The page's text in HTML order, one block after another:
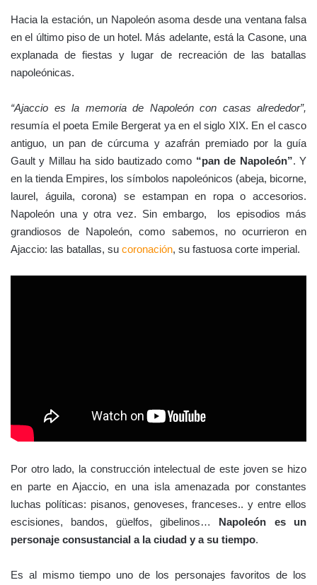
Hacia la estación, un Napoleón asoma desde una ventana falsa
en el último piso de un hotel. Más adelante, está la Casone, una
explanada de fiestas y lugar de recreación de las batallas
napoleónicas.
“Ajaccio es la memoria de Napoleón con casas alrededor”,
resumía el poeta Emile Bergerat ya en el siglo XIX. En el casco
antiguo, un pan de cúrcuma y azafrán premiado por la guía
Gault y Millau ha sido bautizado como “pan de Napoleón”. Y
en la tienda Empires, los símbolos napoleónicos (abeja, bicorne,
laurel, águila, corona) se estampan en ropa o accesorios.
Napoleón una y otra vez. Sin embargo, los episodios más
grandiosos de Napoleón, como sabemos, no ocurrieron en
Ajaccio: las batallas, su coronación, su fastuosa corte imperial.
Por otro lado, la construcción intelectual de este joven se hizo
en parte en Ajaccio, en una isla amenazada por constantes
luchas políticas: pisanos, genoveses, franceses.. y entre ellos
escisiones, bandos, güelfos, gibelinos… Napoleón es un
personaje consustancial a la ciudad y a su tiempo.
Es al mismo tiempo uno de los personajes favoritos de los